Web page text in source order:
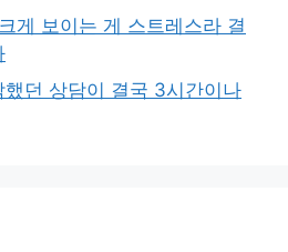
게 보이는 게 스트레스라 결
던 상담이 결국 3시간이나